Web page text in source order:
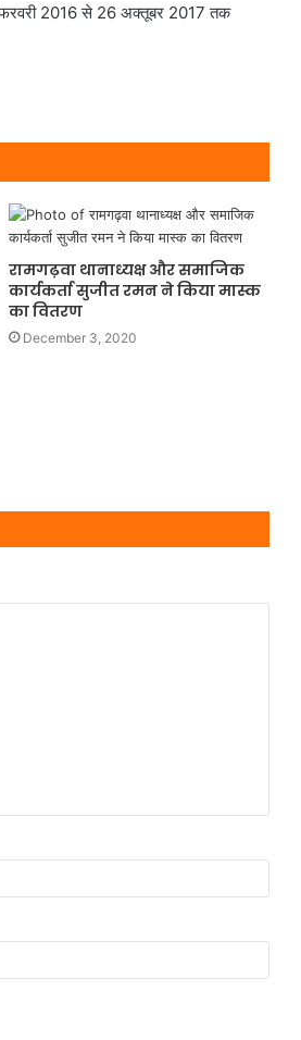
फरवरी 2016 से 26 अक्तूबर 2017 तक
रामगढ़वा थानाध्यक्ष और समाजिक
कार्यकर्ता सुजीत रमन ने किया मास्क
का वितरण
December 3, 2020